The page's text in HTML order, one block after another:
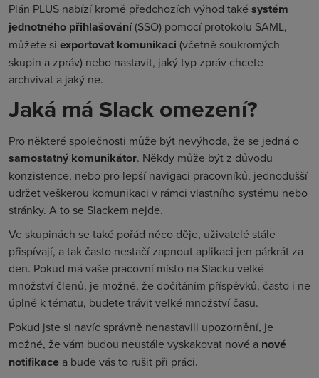
Plán PLUS nabízí kromě předchozích výhod také systém
jednotného přihlašování(SSO) pomocí protokolu SAML,
můžete si exportovat komunikaci (včetně soukromých
skupin a zpráv) nebo nastavit, jaký typ zpráv chcete
archvivat a jaký ne.
Jaká má Slack omezení?
Pro některé společnosti může být nevýhoda, že se jedná o
samostatný komunikátor. Někdy může být z důvodu
konzistence, nebo pro lepší navigaci pracovníků, jednodušší
udržet veškerou komunikaci v rámci vlastního systému nebo
stránky. A to se Slackem nejde.
Ve skupinách se také pořád něco děje, uživatelé stále
přispívají, a tak často nestačí zapnout aplikaci jen párkrát za
den. Pokud má vaše pracovní místo na Slacku velké
množství členů, je možné, že dočítáním příspěvků, často i ne
úplně k tématu, budete trávit velké množství času.
Pokud jste si navíc správně nenastavili upozornění, je
možné, že vám budou neustále vyskakovat nové a nové
notifikace a bude vás to rušit při práci.